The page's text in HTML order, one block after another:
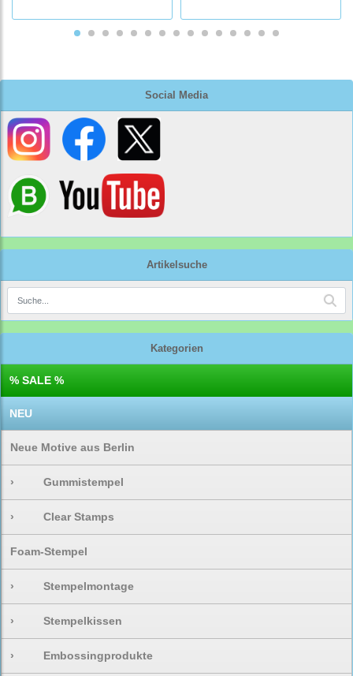
Social Media
Artikelsuche
Kategorien
% SALE %
NEU
Neue Motive aus Berlin
› Gummistempel
› Clear Stamps
Foam-Stempel
› Stempelmontage
› Stempelkissen
› Embossingprodukte